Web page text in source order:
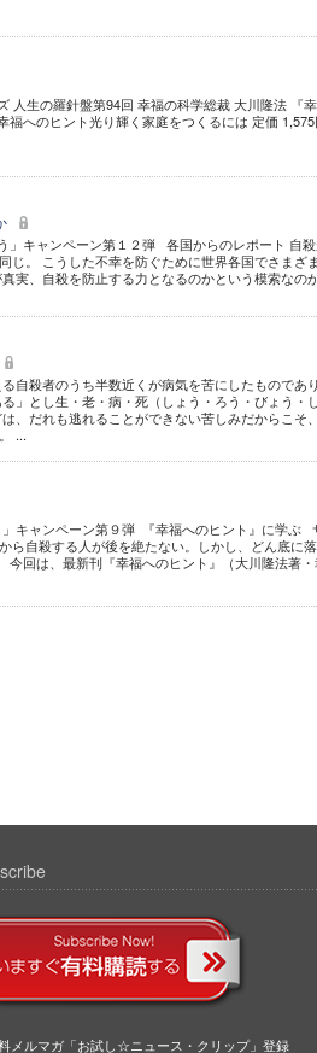
人生の羅針盤第94回 幸福の科学総裁 大川隆法 『
へのヒント光り輝く家庭をつくるには 定価 1,575
」キャンペーン第１２弾 各国からのレポート 自
じ。 こうした不幸を防ぐために世界各国でさまざ
実、自殺を防止する力となるのかという模索なの
自殺者のうち半数近くが病気を苦にしたものであ
」とし生・老・病・死（しょう・ろう・びょう・
、だれも逃れることができない苦しみだからこそ
...
キャンペーン第９弾 『幸福へのヒント』に学ぶ
ら自殺する人が後を絶たない。しかし、どん底に
回は、最新刊『幸福へのヒント』（大川隆法著
メルマガ「お試し☆ニュース・クリップ」登録